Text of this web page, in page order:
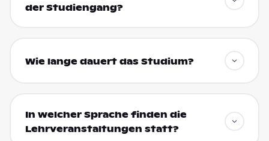
der Studiengang?
Wie lange dauert das Studium?
In welcher Sprache finden die
Lehrveranstaltungen statt?